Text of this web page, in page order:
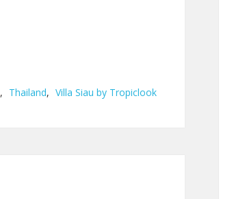
, Thailand, Villa Siau by Tropiclook